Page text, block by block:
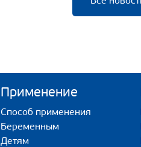
Применение
Способ применения
Беременным
Детям